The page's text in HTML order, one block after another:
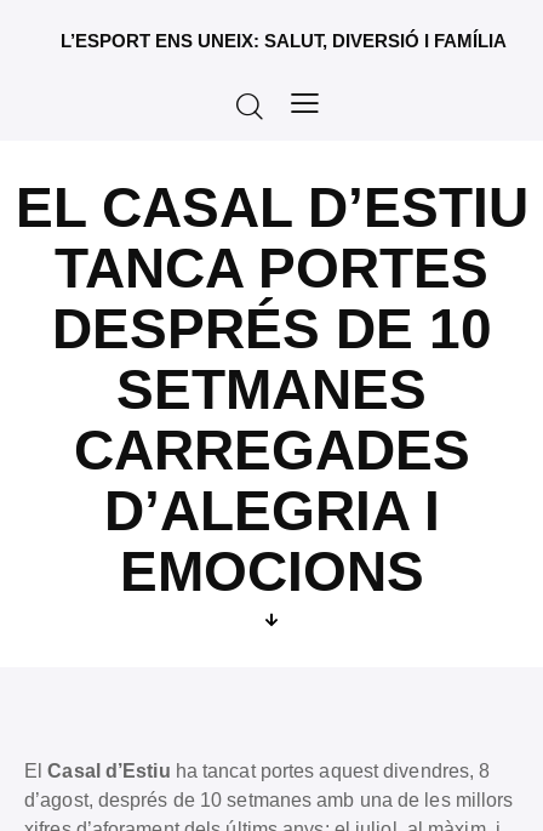
L’ESPORT ENS UNEIX: SALUT, DIVERSIÓ I FAMÍLIA
EL CASAL D’ESTIU
TANCA PORTES
DESPRÉS DE 10
SETMANES
CARREGADES
D’ALEGRIA I
EMOCIONS
ElCasal d’Estiu ha tancat portes aquest divendres, 8
d’agost, després de 10 setmanes amb una de les millors